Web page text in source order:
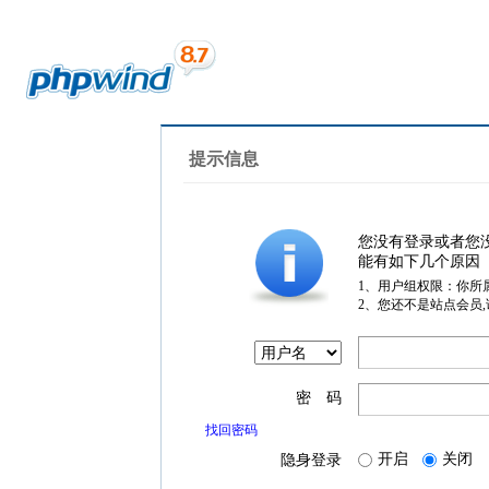
提示信息
您没有登录或者您
能有如下几个原因
1、用户组权限：你所
2、您还不是站点会员
密 码
找回密码
隐身登录 开启 关闭